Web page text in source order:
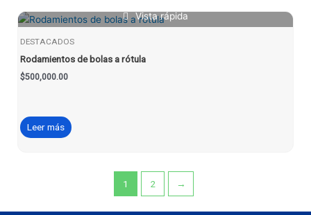
Vista rápida
DESTACADOS
Rodamientos de bolas a rótula
$500,000.00
Leer más
1 2 →